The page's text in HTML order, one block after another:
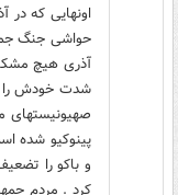
اونهایی که در
حواشی جنگ
آذری هیچ
شدت خودش را
صهیونیستهای
پینوکیو شده
و باکو را
کرد . مردم